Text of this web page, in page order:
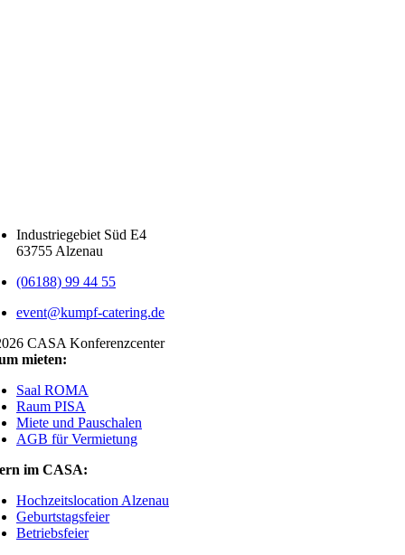
Industriegebiet Süd E4
63755 Alzenau
(06188) 99 44 55
event@kumpf-catering.de
CASA Konferenzcenter
mieten:
Saal ROMA
Raum PISA
Miete und Pauschalen
AGB für Vermietung
im CASA:
Hochzeitslocation Alzenau
Geburtstagsfeier
Betriebsfeier